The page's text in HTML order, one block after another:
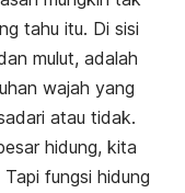
tahu itu. Di sisi
mulut, adalah
wajah yang
atau tidak.
hidung, kita
fungsi hidung